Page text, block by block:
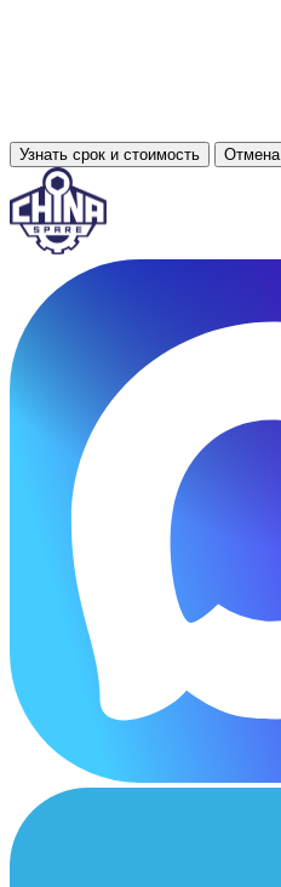
Узнать срок и стоимость Отмена